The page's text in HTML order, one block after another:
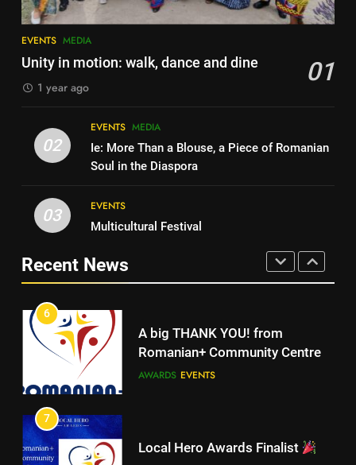
Walsall for All Listening
MEDIA
Walsall for All
MEDIA
6
A big THANK YOU! from
7
Local Hero Awards Finalist
8
We come together to celebrate
VE Day
EVENTS MEDIA
Unity in motion: walk, dance and dine 01
1 year ago
02
EVENTS MEDIA
Ie: More Than a Blouse, a Piece of Romanian
Soul in the Diaspora
03
EVENTS
Multicultural Festival
Recent News
Multicultural Festival
4
Campaign
MEDIA
Walsall for All
Romanian+ Community Centre
AWARDS EVENTS
AWARDS EVENTS